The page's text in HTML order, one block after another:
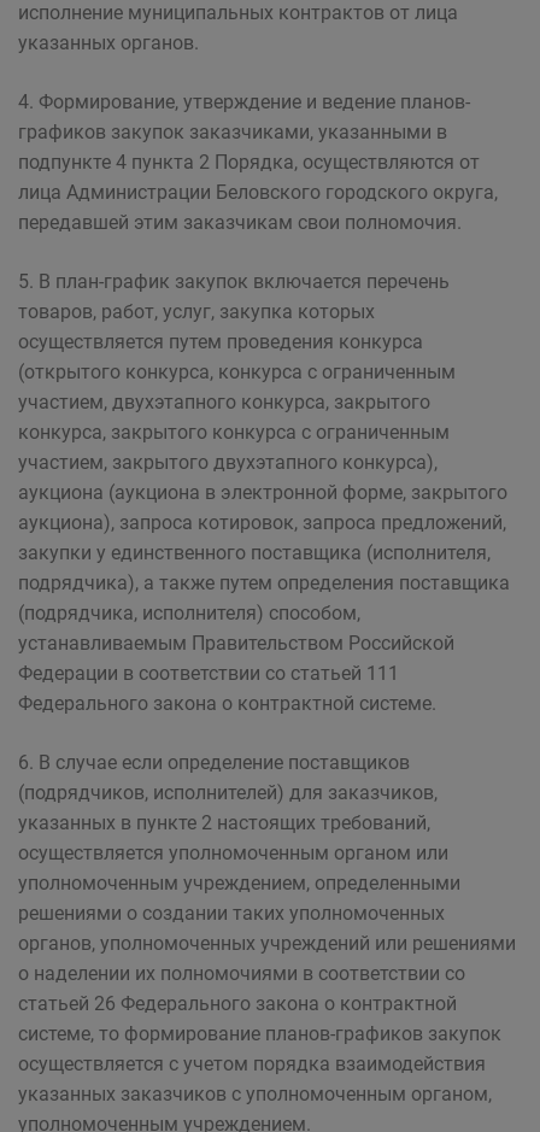
исполнение муниципальных контрактов от лица
указанных органов.
4. Формирование, утверждение и ведение планов-
графиков закупок заказчиками, указанными в
подпункте 4 пункта 2 Порядка, осуществляются от
лица Администрации Беловского городского округа,
передавшей этим заказчикам свои полномочия.
5. В план-график закупок включается перечень
товаров, работ, услуг, закупка которых
осуществляется путем проведения конкурса
(открытого конкурса, конкурса с ограниченным
участием, двухэтапного конкурса, закрытого
конкурса, закрытого конкурса с ограниченным
участием, закрытого двухэтапного конкурса),
аукциона (аукциона в электронной форме, закрытого
аукциона), запроса котировок, запроса предложений,
закупки у единственного поставщика (исполнителя,
подрядчика), а также путем определения поставщика
(подрядчика, исполнителя) способом,
устанавливаемым Правительством Российской
Федерации в соответствии со статьей 111
Федерального закона о контрактной системе.
6. В случае если определение поставщиков
(подрядчиков, исполнителей) для заказчиков,
указанных в пункте 2 настоящих требований,
осуществляется уполномоченным органом или
уполномоченным учреждением, определенными
решениями о создании таких уполномоченных
органов, уполномоченных учреждений или решениями
о наделении их полномочиями в соответствии со
статьей 26 Федерального закона о контрактной
системе, то формирование планов-графиков закупок
осуществляется с учетом порядка взаимодействия
указанных заказчиков с уполномоченным органом,
уполномоченным учреждением.